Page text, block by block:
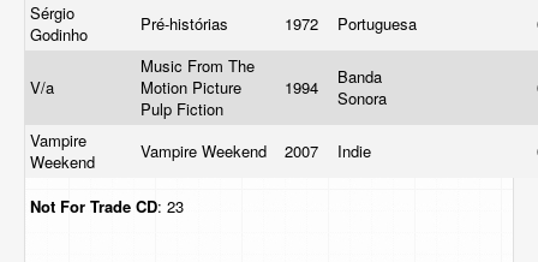
Sérgio
Godinho
Pré-histórias 1972 Portuguesa
V/a
Music From The
Motion Picture
Pulp Fiction
1994
Banda
Sonora
Vampire
Weekend
Vampire Weekend 2007 Indie
Not For Trade CD: 23